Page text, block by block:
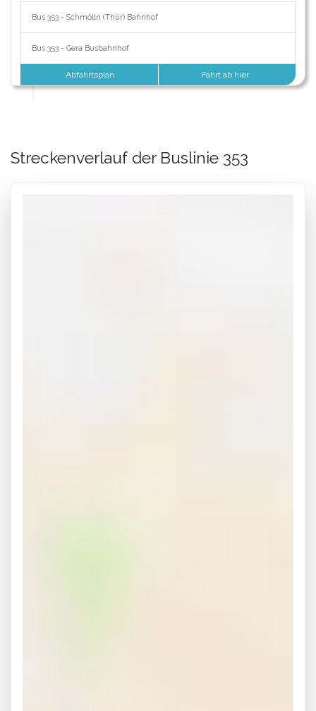
Bus 353 - Schmölln (Thür) Bahnhof
Bus 353 - Gera Busbahnhof
Abfahrtsplan Fahrt ab hier
Streckenverlauf der Buslinie 353